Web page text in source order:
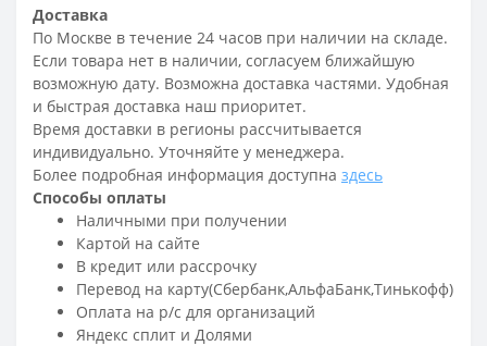
Доставка
По Москве в течение 24 часов при наличии на складе.
Если товара нет в наличии, согласуем ближайшую
возможную дату. Возможна доставка частями. Удобная
и быстрая доставка наш приоритет.
Время доставки в регионы рассчитывается
индивидуально. Уточняйте у менеджера.
Более подробная информация доступна здесь
Способы оплаты
Наличными при получении
Картой на сайте
В кредит или рассрочку
Перевод на карту(Сбербанк,АльфаБанк,Тинькофф)
Оплата на р/c для организаций
Яндекс сплит и Долями